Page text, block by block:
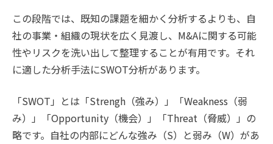
この段階では、既知の課題を細かく分析するよりも、自
社の事業・組織の現状を広く見渡し、M&Aに関する可能
性やリスクを洗い出して整理することが有用です。それ
に適した分析手法にSWOT分析があります。
「SWOT」とは「Strengh（強み）」「Weakness（弱
み）」「Opportunity（機会）」「Threat（脅威）」の
略です。自社の内部にどんな強み（S）と弱み（W）があ